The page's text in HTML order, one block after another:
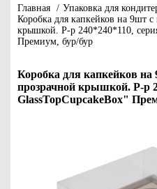
Главная / Упаковка для
Коробка для капкейков на 9шт с
крышкой. Р-р 240*240*110,
Премиум, бур/бур
Коробка для капкейков на
прозрачной крышкой. Р-р
GlassTopCupcakeBox"